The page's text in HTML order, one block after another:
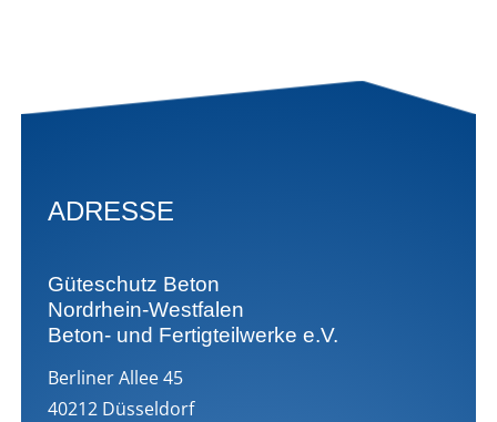
ADRESSE
Güteschutz Beton
Nordrhein-Westfalen
Beton- und Fertigteilwerke e.V.
Berliner Allee 45
40212 Düsseldorf